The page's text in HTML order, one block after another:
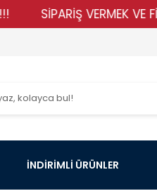
SİPARİŞ VERMEK VE
İNDİRİMLİ ÜRÜNLER